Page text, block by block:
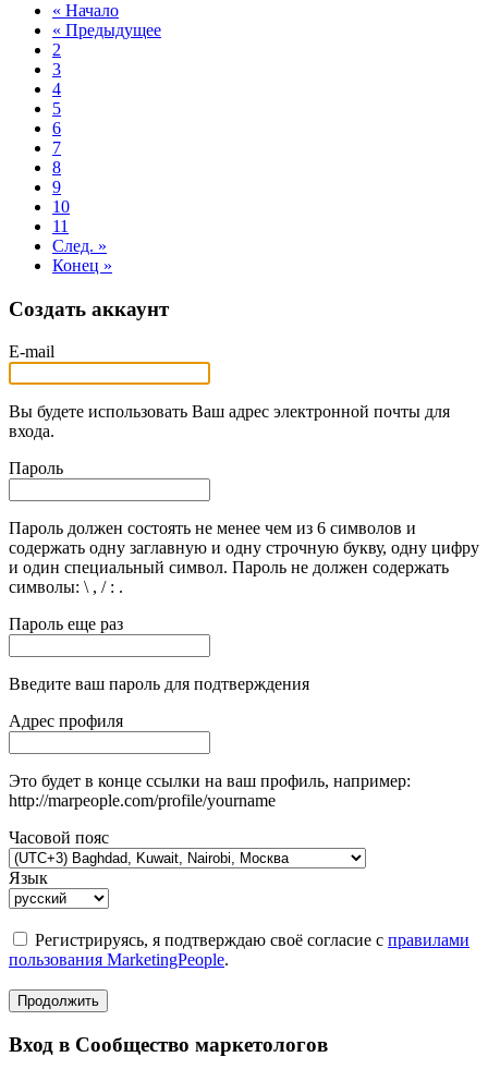
« Начало
« Предыдущее
2
3
4
5
6
7
8
9
10
11
След. »
Конец »
Создать аккаунт
E-mail
Вы будете использовать Ваш адрес электронной почты для
входа.
Пароль
Пароль должен состоять не менее чем из 6 символов и
содержать одну заглавную и одну строчную букву, одну цифру
и один специальный символ. Пароль не должен содержать
символы: \ , / : .
Пароль еще раз
Введите ваш пароль для подтверждения
Адрес профиля
Это будет в конце ссылки на ваш профиль, например:
http://marpeople.com/profile/yourname
Часовой пояс
Язык
Регистрируясь, я подтверждаю своё согласие с правилами
пользования MarketingPeople.
Продолжить
Вход в Сообщество маркетологов